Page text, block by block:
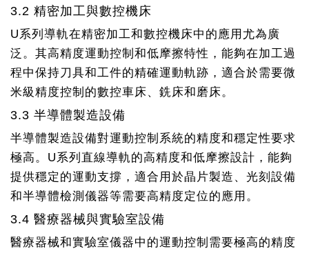
3.2 精密加工與數控機床
U系列導軌在精密加工和數控機床中的應用尤為廣
泛。其高精度運動控制和低摩擦特性，能夠在加工過
程中保持刀具和工件的精確運動軌跡，適合於需要微
米級精度控制的數控車床、銑床和磨床。
3.3 半導體製造設備
半導體製造設備對運動控制系統的精度和穩定性要求
極高。U系列直線導軌的高精度和低摩擦設計，能夠
提供穩定的運動支撐，適合用於晶片製造、光刻設備
和半導體檢測儀器等需要高精度定位的應用。
3.4 醫療器械與實驗室設備
醫療器械和實驗室儀器中的運動控制需要極高的精度